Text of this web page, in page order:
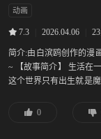
动画
7.3 2026.04.06
简介:由白滨鸥创作的漫
~ 【故事简介】 生活在
这个世界只有出生就是
是可可便临摹起了自
0